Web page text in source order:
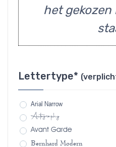
het
Lettertype*
Arial Narrow
Autography
Avant Garde
Bernhard Modern